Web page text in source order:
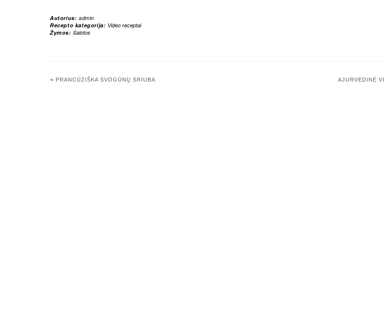
Autorius: admin
Recepto kategorija: Video receptai
Žymos:Salotos
« PRANCŪZIŠKA SVOGŪNŲ SRIUBA AJURVEDINĖ